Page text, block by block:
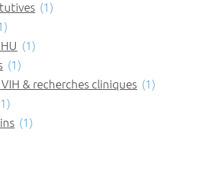
(1)
(1)
(1)
& recherches cliniques (1)
(1)